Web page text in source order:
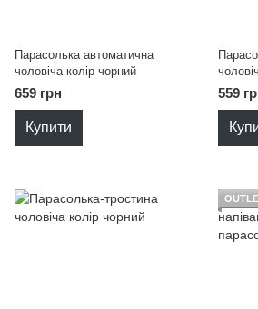
Парасолька автоматична
чоловіча колір чорний
659 грн
Купити
559